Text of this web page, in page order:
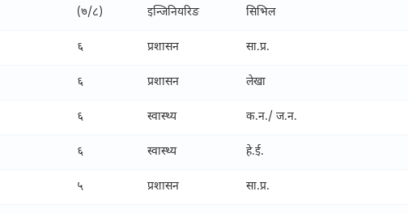
(७/८) इन्जिनियरिङ सिभिल
६ प्रशासन सा.प्र.
६ प्रशासन लेखा
६ स्वास्थ्य क.न./ ज.न.
६ स्वास्थ्य हे.ई.
५ प्रशासन सा.प्र.